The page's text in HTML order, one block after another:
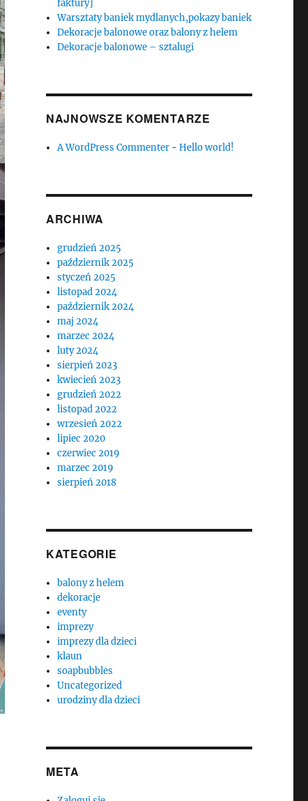
faktury]
Warsztaty baniek mydlanych,pokazy baniek
Dekoracje balonowe oraz balony z helem
Dekoracje balonowe – sztalugi
NAJNOWSZE KOMENTARZE
A WordPress Commenter -Hello world!
ARCHIWA
grudzień 2025
październik 2025
styczeń 2025
listopad 2024
październik 2024
maj 2024
marzec 2024
luty 2024
sierpień 2023
kwiecień 2023
grudzień 2022
listopad 2022
wrzesień 2022
lipiec 2020
czerwiec 2019
marzec 2019
sierpień 2018
KATEGORIE
balony z helem
dekoracje
eventy
imprezy
imprezy dla dzieci
klaun
soapbubbles
Uncategorized
urodziny dla dzieci
META